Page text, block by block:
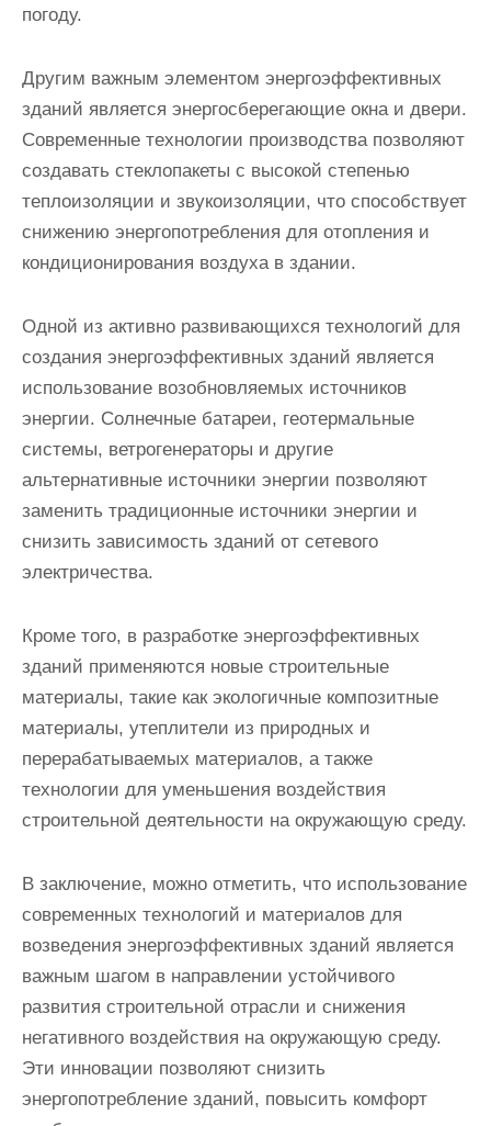
погоду.
Другим важным элементом энергоэффективных
зданий является энергосберегающие окна и двери.
Современные технологии производства позволяют
создавать стеклопакеты с высокой степенью
теплоизоляции и звукоизоляции, что способствует
снижению энергопотребления для отопления и
кондиционирования воздуха в здании.
Одной из активно развивающихся технологий для
создания энергоэффективных зданий является
использование возобновляемых источников
энергии. Солнечные батареи, геотермальные
системы, ветрогенераторы и другие
альтернативные источники энергии позволяют
заменить традиционные источники энергии и
снизить зависимость зданий от сетевого
электричества.
Кроме того, в разработке энергоэффективных
зданий применяются новые строительные
материалы, такие как экологичные композитные
материалы, утеплители из природных и
перерабатываемых материалов, а также
технологии для уменьшения воздействия
строительной деятельности на окружающую среду.
В заключение, можно отметить, что использование
современных технологий и материалов для
возведения энергоэффективных зданий является
важным шагом в направлении устойчивого
развития строительной отрасли и снижения
негативного воздействия на окружающую среду.
Эти инновации позволяют снизить
энергопотребление зданий, повысить комфорт